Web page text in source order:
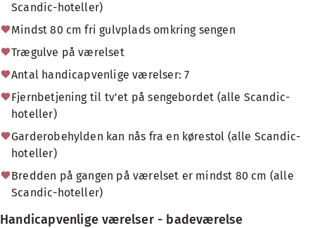
Scandic-hoteller)
Mindst 80 cm fri gulvplads omkring sengen
Trægulve på værelset
Antal handicapvenlige værelser: 7
Fjernbetjening til tv'et på sengebordet (alle Scandic-
hoteller)
Garderobehylden kan nås fra en kørestol (alle Scandic-
hoteller)
Bredden på gangen på værelset er mindst 80 cm (alle
Scandic-hoteller)
Handicapvenlige værelser - badeværelse